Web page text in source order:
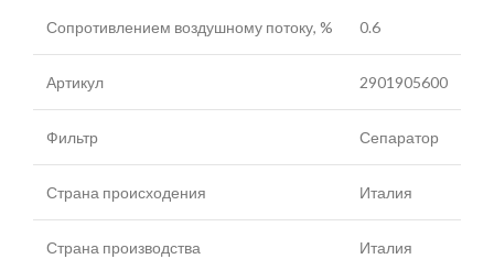
Сопротивлением воздушному потоку, % 0.6
Артикул 2901905600
Фильтр Сепаратор
Страна происходения Италия
Страна производства Италия